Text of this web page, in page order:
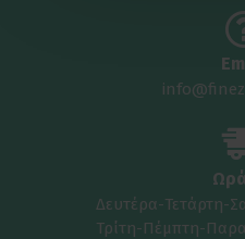
Δευτέρα-Τετάρτη-
Τρίτη-Πέμπτη-